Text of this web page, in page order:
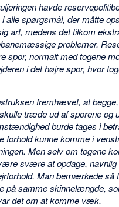
havde
alle spørgsmål, der måtte
art, medens det tilkom
problemer.
spor, normalt med togene
i det højre spor, hvor
fremhævet, at
træde ud af sporene og
burde tages i
forhold kunne komme i
Men selv om togene
svære at opdage, navnlig
Man bemærkede så
på samme skinnelængde,
det om at komme væk.